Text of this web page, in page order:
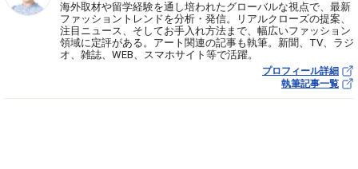
海外取材や留学経験を通し培われたグローバルな視点で、最新
ファッショントレンドを分析・発信。リアルクローズの提案、
注目ニュース、そしてお手入れ方法まで、幅広いファッション
領域に定評がある。アート関連の記事も執筆。新聞、TV、ラジ
オ、雑誌、WEB、スマホサイト等で活躍。
プロフィール詳細
執筆記事一覧